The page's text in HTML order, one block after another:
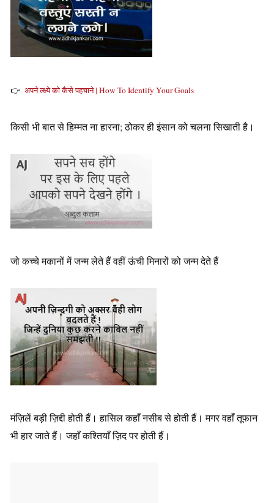
👉 अपने ल्क्ष्ये को कैसे पहचाने | How To Identify Your Goals
किसी भी बात से हिम्मत ना हारना; ठोकर ही इंसान को चलना सिखाती है।
जो कच्चे मकानों में जन्म लेते हैं वहीं ऊंची मिनारों को जन्म देते हैं
मंज़िलें बड़ी ज़िद्दी होती हैं। हासिल कहाँ नसीब से होती हैं। मगर वहाँ तूफान
भी हार जाते हैं। जहाँ कश्तियाँ ज़िद पर होती हैं।